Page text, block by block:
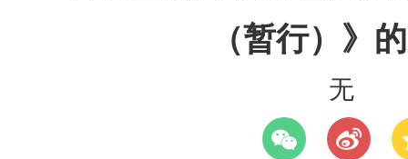
（暂行）》
无